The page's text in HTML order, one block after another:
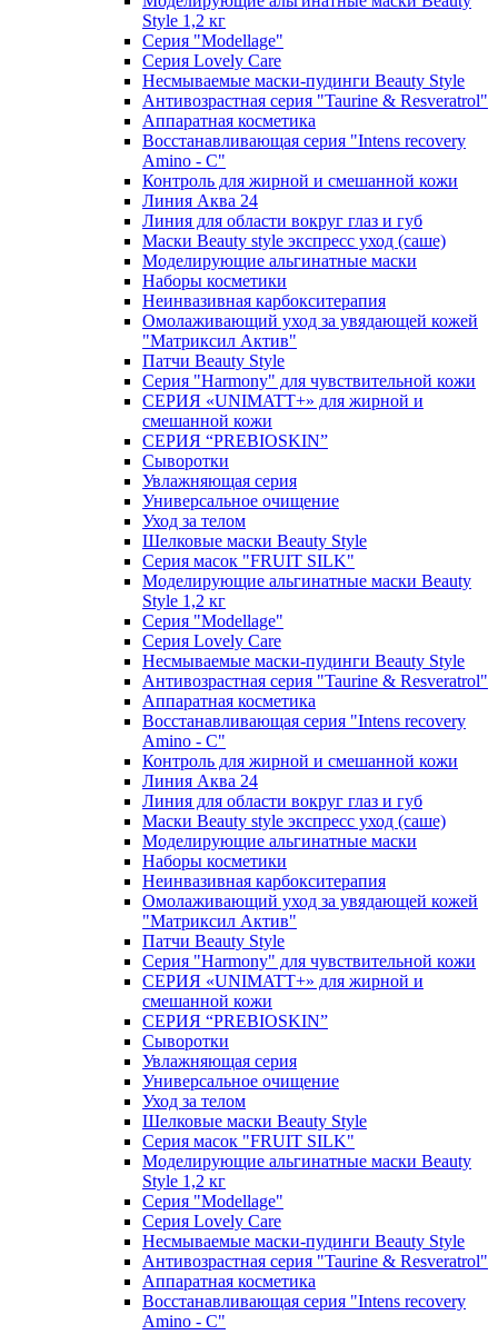
Style 1,2 кг
Серия "Modellage"
Cерия Lovely Care
Несмываемые маски-пудинги Beauty Style
Антивозрастная серия "Taurine & Resveratrol"
Аппаратная косметика
Восстанавливающая серия "Intens recovery
Amino - C"
Контроль для жирной и смешанной кожи
Линия Аква 24
Линия для области вокруг глаз и губ
Маски Beauty style экспресс уход (саше)
Моделирующие альгинатные маски
Наборы косметики
Неинвазивная карбокситерапия
Омолаживающий уход за увядающей кожей
"Матриксил Актив"
Патчи Beauty Style
Серия "Harmony" для чувствительной кожи
СЕРИЯ «UNIMATT+» для жирной и
смешанной кожи
СЕРИЯ “PREBIOSKIN”
Сыворотки
Увлажняющая серия
Универсальное очищение
Уход за телом
Шелковые маски Beauty Style
Серия масок "FRUIT SILK"
Моделирующие альгинатные маски Beauty
Style 1,2 кг
Серия "Modellage"
Cерия Lovely Care
Несмываемые маски-пудинги Beauty Style
Антивозрастная серия "Taurine & Resveratrol"
Аппаратная косметика
Восстанавливающая серия "Intens recovery
Amino - C"
Контроль для жирной и смешанной кожи
Линия Аква 24
Линия для области вокруг глаз и губ
Маски Beauty style экспресс уход (саше)
Моделирующие альгинатные маски
Наборы косметики
Неинвазивная карбокситерапия
Омолаживающий уход за увядающей кожей
"Матриксил Актив"
Патчи Beauty Style
Серия "Harmony" для чувствительной кожи
СЕРИЯ «UNIMATT+» для жирной и
смешанной кожи
СЕРИЯ “PREBIOSKIN”
Сыворотки
Увлажняющая серия
Универсальное очищение
Уход за телом
Шелковые маски Beauty Style
Серия масок "FRUIT SILK"
Моделирующие альгинатные маски Beauty
Style 1,2 кг
Серия "Modellage"
Cерия Lovely Care
Несмываемые маски-пудинги Beauty Style
Антивозрастная серия "Taurine & Resveratrol"
Аппаратная косметика
Восстанавливающая серия "Intens recovery
Amino - C"